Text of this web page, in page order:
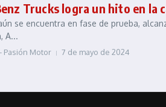
Trucks logra un hito en la
se encuentra en fase de prueba,
A...
Pasión Motor 7 de mayo de 2024